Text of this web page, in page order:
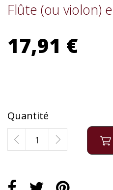
Flûte (ou violon)
17,91 €
Quantité
